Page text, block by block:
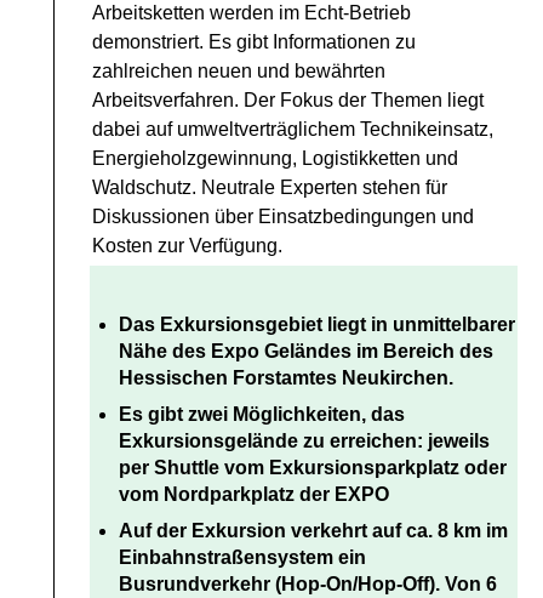
Arbeitsketten werden im Echt-Betrieb
demonstriert. Es gibt Informationen zu
zahlreichen neuen und bewährten
Arbeitsverfahren. Der Fokus der Themen liegt
dabei auf umweltverträglichem Technikeinsatz,
Energieholzgewinnung, Logistikketten und
Waldschutz. Neutrale Experten stehen für
Diskussionen über Einsatzbedingungen und
Kosten zur Verfügung.
Das Exkursionsgebiet liegt in unmittelbarer
Nähe des Expo Geländes im Bereich des
Hessischen Forstamtes Neukirchen.
Es gibt zwei Möglichkeiten, das
Exkursionsgelände zu erreichen: jeweils
per Shuttle vom Exkursionsparkplatz oder
vom Nordparkplatz der EXPO
Auf der Exkursion verkehrt auf ca. 8 km im
Einbahnstraßensystem ein
Busrundverkehr (Hop-On/Hop-Off). Von 6